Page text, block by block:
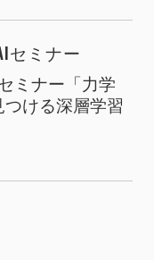
セミナー
ミナー「力学
ける深層学習